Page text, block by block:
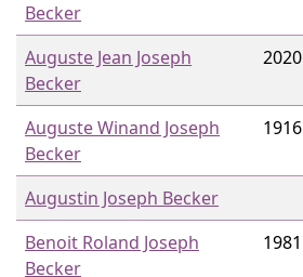
Becker
Auguste Jean Joseph
Becker
2020
Auguste Winand Joseph
Becker
1916
Augustin Joseph Becker
Benoit Roland Joseph
Becker
1981